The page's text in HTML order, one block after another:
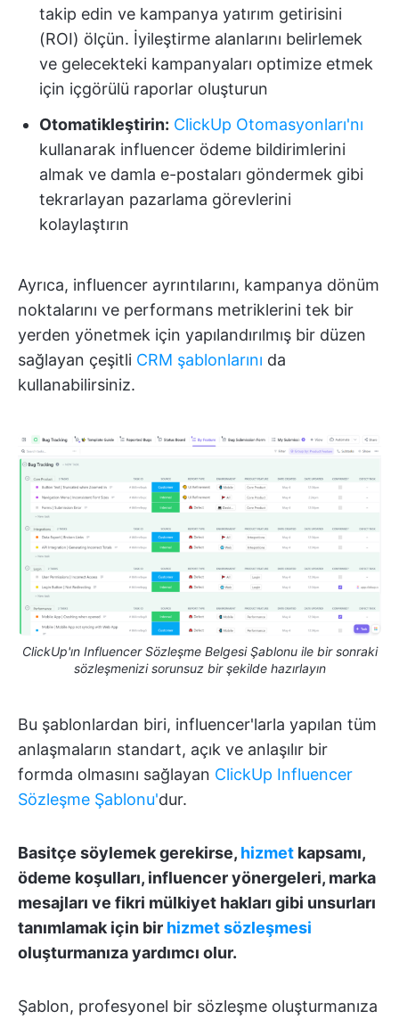
takip edin ve kampanya yatırım getirisini
(ROI) ölçün. İyileştirme alanlarını belirlemek
ve gelecekteki kampanyaları optimize etmek
için içgörülü raporlar oluşturun
Otomatikleştirin: ClickUp Otomasyonları'nı
kullanarak influencer ödeme bildirimlerini
almak ve damla e-postaları göndermek gibi
tekrarlayan pazarlama görevlerini
kolaylaştırın
Ayrıca, influencer ayrıntılarını, kampanya dönüm
noktalarını ve performans metriklerini tek bir
yerden yönetmek için yapılandırılmış bir düzen
sağlayan çeşitli CRM şablonlarını da
kullanabilirsiniz.
ClickUp'ın Influencer Sözleşme Belgesi Şablonu ile bir sonraki
sözleşmenizi sorunsuz bir şekilde hazırlayın
Bu şablonlardan biri, influencer'larla yapılan tüm
anlaşmaların standart, açık ve anlaşılır bir
formda olmasını sağlayan ClickUp Influencer
Sözleşme Şablonu'dur.
Basitçe söylemek gerekirse, hizmet kapsamı,
ödeme koşulları, influencer yönergeleri, marka
mesajları ve fikri mülkiyet hakları gibi unsurları
tanımlamak için bir hizmet sözleşmesi
oluşturmanıza yardımcı olur.
Şablon, profesyonel bir sözleşme oluşturmanıza